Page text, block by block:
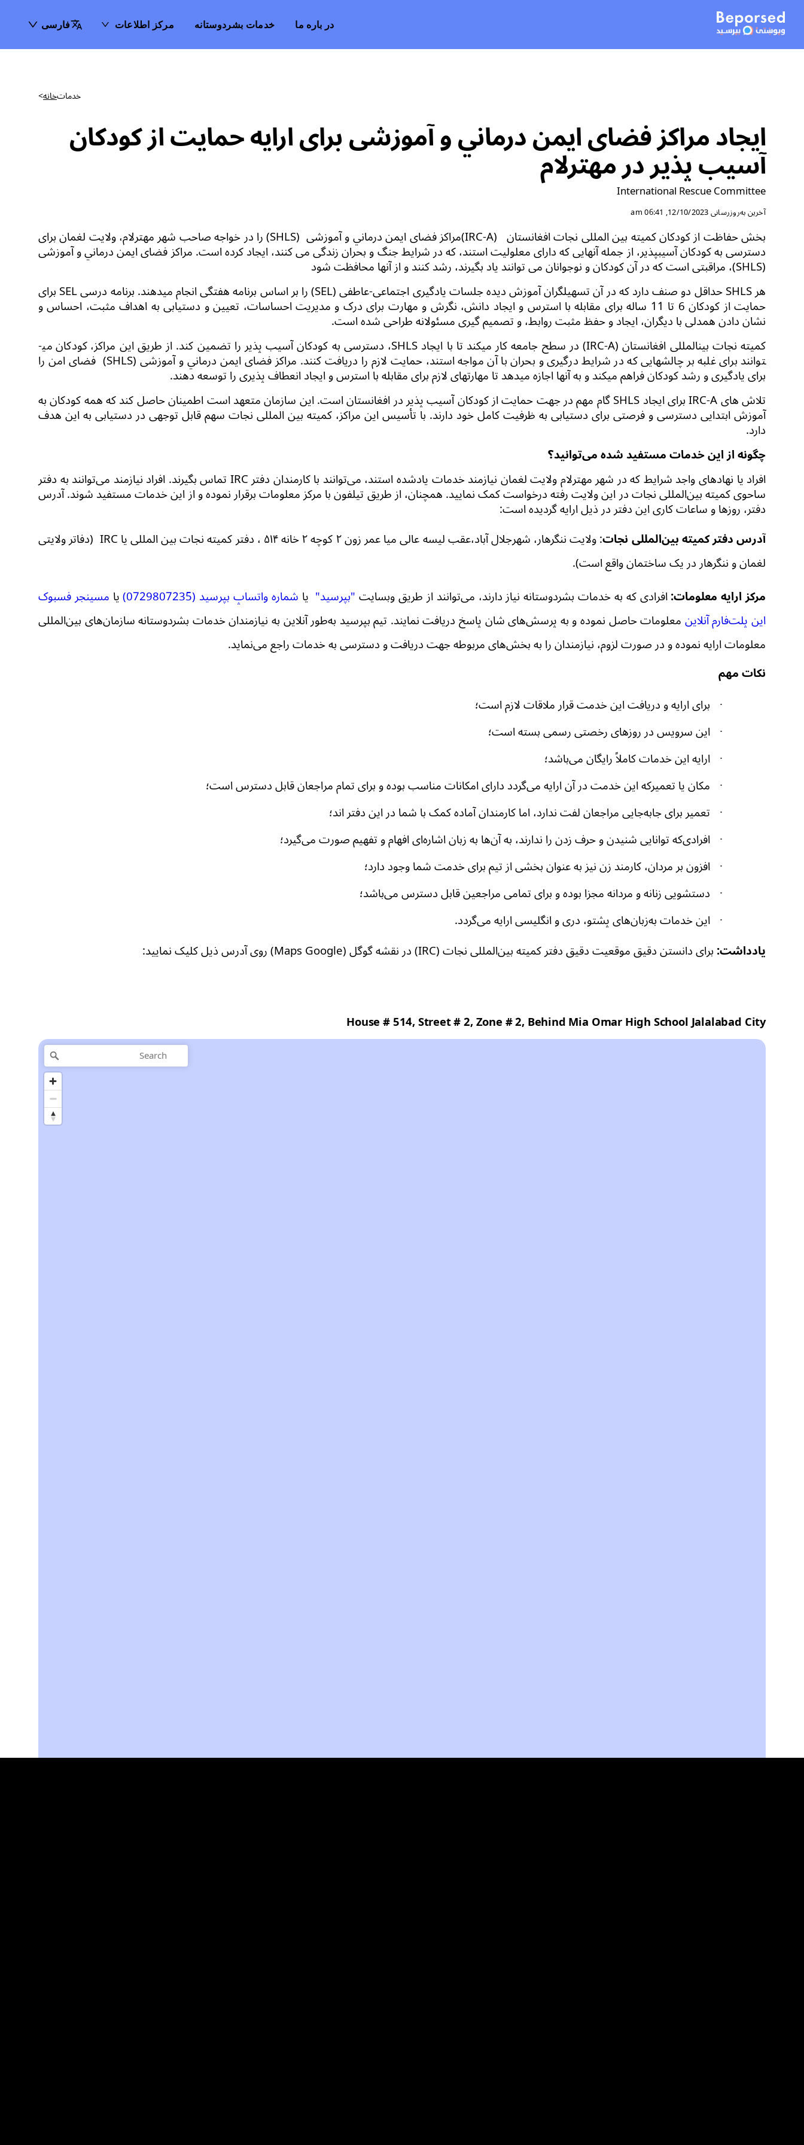
در باره ما خدمات بشردوستانه مرکز اطلاعات فارسی
خانه> خدمات
ایجاد مراکز فضای ایمن درماني و آموزشی برای ارایه حمایت از کودکان
آسیب پذیر در مهترلام
International Rescue Committee
آخرین به‌روزرسانی12/10/2023, 06:41 am
بخشحفاظت از کودکان کمیته بین المللی نجات افغانستان (IRC-A)مراکزفضای ایمندرماني و آموزشی (SHLS)رادر خواجه صاحب شهر مهترلام، ولایت لغمانبرای
دسترسی به کودکان آسیب­پذیر، از جمله آن­هایی که دارای معلولیتاستند، که در شرایطجنگ و بحران زندگی می کنند، ایجاد کرده است. مراکزفضای ایمندرماني و آموزشی
(SHLS)، مراقبتی است که در آن کودکان و نوجوانان می توانند یاد بگیرند، رشد کنند و از آنها محافظت شود
هرSHLSحداقل دوصنفدارد که در آن تسهیل­گران آموزش دیده جلسات یادگیری اجتماعی-عاطفی(SEL)را بر اساس برنامه هفتگی انجام می­دهند. برنامه درسیSELبرای
حمایت از کودکان 6 تا 11 ساله برای مقابله با استرس و ایجاد دانش، نگرش و مهارت برای درک و مدیریت احساسات، تعیین و دستیابی به اهداف مثبت، احساس و
نشان دادن هم­دلی با دیگران، ایجاد و حفظ مثبتروابط، و تصمیم گیری مسئولانه طراحی شده است.
کمیته نجات بین­المللی افغانستان (IRC-A
)در سطح جامعه کار می­کند تا با ایجادSHLS، دسترسی به کودکان آسیب پذیر را تضمین کند. از طریق این مراکز، کودکان می­
توانند برای غلبه بر چالش­هایی که در شرایط درگیری و بحران با آن مواجهاستند، حمایت لازم را دریافت کنند. مراکزفضای ایمندرماني و آموزشی(SHLS) فضای امن را
برای یادگیری و رشد کودکان فراهم می­کند و به آن­ها اجازه می­دهد تا مهارت­های لازم برای مقابله با استرس و ایجاد انعطاف پذیری را توسعه دهند.
تلاش هایIRC-Aبرای ایجادSHLSگام مهم در جهت حمایت از کودکان آسیب پذیر در افغانستان است. این سازمان متعهد است اطمینان حاصل کند که همه کودکان به
آموزشابتداییدسترسی و فرصتی برای دستیابی بهظرفیتکامل خود دارند. با تأسیساین مراکز،کمیته بین المللی نجاتسهم قابل توجهی در دستیابی به این هدف
دارد.
چگونه از این خدمات مستفید شده می‌توانید؟
افرادیا نهادهایواجد شرایط که در شهر مهترلام ولایت لغماننیازمند خدمات یادشده استند، می‌توانند با کارمندان دفترIRCتماس بگیرند.افراد نیازمند می‌توانند به دفتر
ساحوی کمیته بین‌المللی نجات در این ولایت رفتهدرخواست کمک نمایید. هم­چنان،از طریق تیلفون بامرکز معلوماتبرقرار نموده و از این خدمات مستفید شوند. آدرس
دفتر، روزها و ساعات کاری این دفتر در ذیل ارایه گردیده است:
آدرس دفتر کمیته بین‌المللی نجات:ولایت ننگرهار، شهرجلال آباد،عقب لیسه عالی میا عمر زون۲کوچه۲خانه۵۱۴ ، دفتر کمیته نجات بین المللی یاIRC
(دفاترولایتی
لغمان و ننگرهار در یک ساختمان واقع است)
.
مرکز ارایه معلومات:افرادی که به خدمات بشردوستانه نیاز دارند، می‌توانند از طریقوبسایت"بپرسید" یا شماره واتساپ بپرسید (0729807235) یا مسینجر فسبوک
این پلت‌فارم آنلاینمعلومات حاصل نموده و به پرسش‌های شان پاسخ دریافت نمایند. تیم بپرسید به‌طور آنلاین به نیازمندان خدمات بشردوستانه سازمان‌های بین‌المللی
معلومات ارایه نموده و در صورت لزوم، نیازمندان را به بخش‌های مربوطه جهت دریافت و دسترسی به خدمات راجع می‌نماید.
نکات مهم
· برای ارایه و دریافت این خدمتقرار ملاقات لازم است؛
· این سرویس در روزهایرخصتیرسمی بسته است؛
· ارایه این خدمات کاملاً رایگان می‌باشد؛
· مکان یا تعمیر‌که این خدمت در آن ارایه می‌گردد دارای امکانات مناسب بوده و برای تمام مراجعان قابل دسترس است؛
· تعمیر برای جابه‌جایی مراجعان لفت ندارد، اما کارمندان آماده کمک با شما در این دفتر اند؛
· افرادی‌که توانایی شنیدن و حرف زدن را ندارند، به آن‌ها به زبان اشاره‌ای افهام و تفهیم صورت می‌گیرد؛
· افزون بر مردان، کارمند زن نیز به عنوان بخشی از تیم برای خدمت شما وجود دارد؛
· دستشویی زنانه و مردانه مجزا بوده و برای تمامی مراجعین قابل دسترس می‌باشد؛
· این خدمات به‌زبان‌های پشتو، دری و انگلیسی ارایه می‌گردد.
یادداشت:برای دانستن دقیق موقعیت دقیق دفترکمیته بین‌المللی نجات (IRC) در نقشه گوگل (Google
Maps) روی آدرس ذیل کلیک نمایید:
House # 514, Street # 2, Zone # 2, Behind Mia Omar High School Jalalabad City